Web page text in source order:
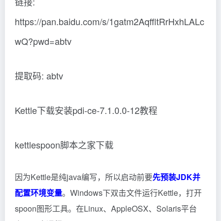
https://pan.baidu.com/s/1gatm2AqffltRrHxhLALc
wQ?pwd=abtv
提取码: abtv
Kettle下载安装pdi-ce-7.1.0.0-12教程
kettlespoon脚本之家下载
因为Kettle是纯java编写，所以启动前要先预装JDK并
配置环境变量。Windows下双击文件运行Kettle，打开
spoon图形工具。在Linux、AppleOSX、Solaris平台